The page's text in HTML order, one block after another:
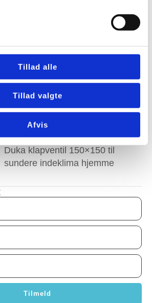
Tillad alle
Tillad valgte
Afvis
Montering af ventilationsanlæg i
Haderslev giver frisk luft
Ventilationsanlæg Frederikssund
med bedre indeklima
Duka klapventil 150×150 til
sundere indeklima hjemme
Tilmeld